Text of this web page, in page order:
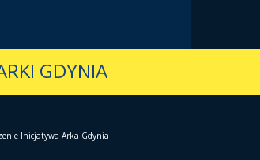
GDYNIA
Inicjatywa Arka Gdynia